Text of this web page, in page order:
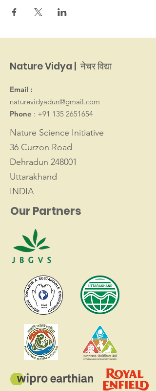
Nature Vidya | नेचर विद्या
Email :
naturevidyadun@gmail.com
Phone : +91 135 2651654
Nature Science Initiative
36 Curzon Road
Dehradun 248001
Uttarakhand
INDIA
Our Partners